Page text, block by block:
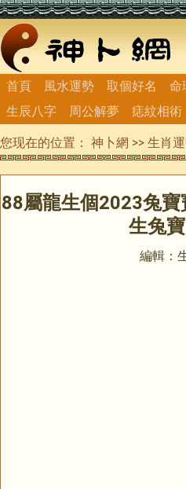
首頁
風水運勢 取個好名 命
生辰八字
周公解夢 痣紋相術
您现在的位置： 神卜網 >> 生肖
88屬龍生個2023兔
生兔
編輯：